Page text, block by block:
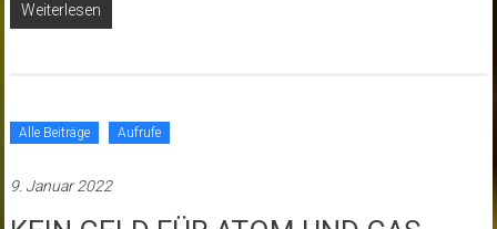
Weiterlesen
Alle Beiträge Aufrufe
9. Januar 2022